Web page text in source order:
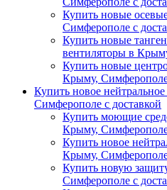
Купить новые
Симферополе с
Купить новые
вентиляторы в
Купить новые
Крыму, Симферополе
Купить новое
Симферополе с доставкой
Купить моющие
Крыму, Симферополе
Купить новое
Крыму, Симферополе
Купить новую
Симферополе с